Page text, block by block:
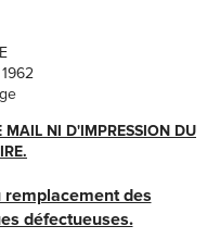
MAIL NI D'IMPRESSION DU
des
défectueuses.